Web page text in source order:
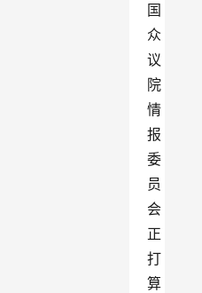
国
众
议
院
情
报
委
员
会
正
打
算